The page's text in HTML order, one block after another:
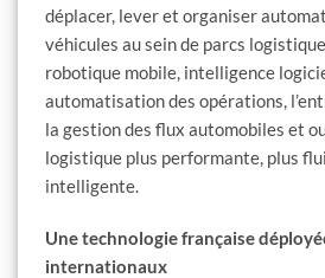
déplacer, lever et organiser
véhicules au sein de parcs
robotique mobile, intelligence
automatisation des opérations,
la gestion des flux automobiles et
logistique plus performante, plus
intelligente.
Une technologie française
internationaux